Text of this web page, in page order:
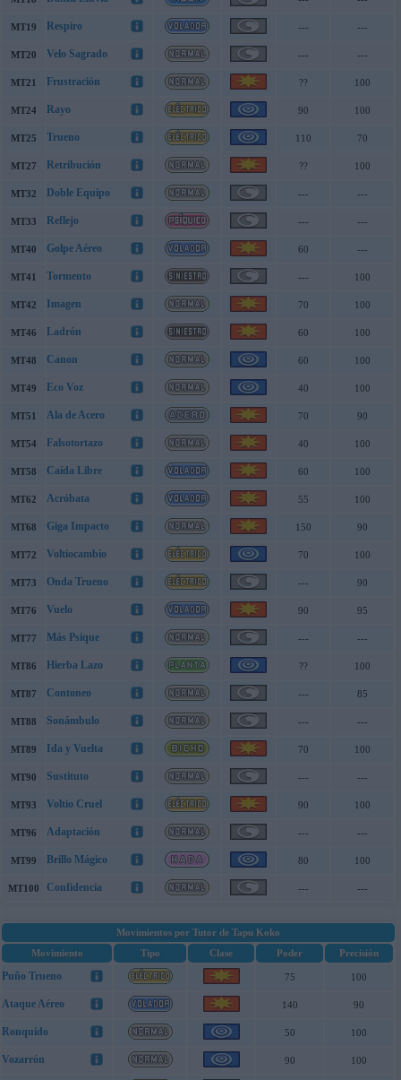
MT19 Respiro --- ---
MT20 Velo Sagrado --- ---
MT21 Frustración ?? 100
MT24 Rayo 90 100
MT25 Trueno 110 70
MT27 Retribución ?? 100
MT32 Doble Equipo --- ---
MT33 Reflejo --- ---
MT40 Golpe Aéreo 60 ---
MT41 Tormento --- 100
MT42 Imagen 70 100
MT46 Ladrón 60 100
MT48 Canon 60 100
MT49 Eco Voz 40 100
MT51 Ala de Acero 70 90
MT54 Falsotortazo 40 100
MT58 Caída Libre 60 100
MT62 Acróbata 55 100
MT68 Giga Impacto 150 90
MT72 Voltiocambio 70 100
MT73 Onda Trueno --- 90
MT76 Vuelo 90 95
MT77 Más Psique --- ---
MT86 Hierba Lazo ?? 100
MT87 Contoneo --- 85
MT88 Sonámbulo --- ---
MT89 Ida y Vuelta 70 100
MT90 Sustituto --- ---
MT93 Voltio Cruel 90 100
MT96 Adaptación --- ---
MT99 Brillo Mágico 80 100
MT100 Confidencia --- ---
Movimientos por Tutor de Tapu Koko
Movimiento
Tipo Clase Poder Precisión
Puño Trueno 75 100
Ataque Aéreo 140 90
Ronquido 50 100
Vozarrón 90 100